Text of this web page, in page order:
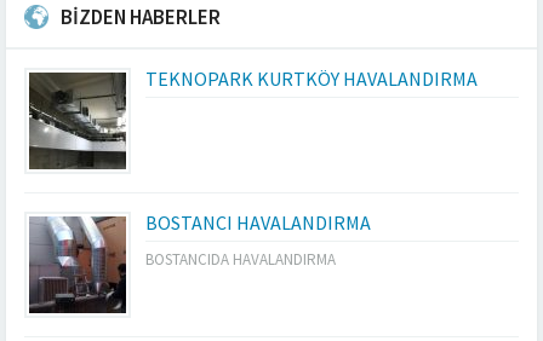
BİZDEN HABERLER
TEKNOPARK KURTKÖY HAVALANDIRMA
BOSTANCI HAVALANDIRMA
BOSTANCIDA HAVALANDIRMA